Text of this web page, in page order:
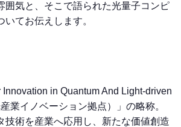
囲気と、そこで語られた光量子コンピ
いてお伝えします。
Innovation in Quantum And Light-driven
業イノベーション拠点）」の略称。
技術を産業へ応用し、新たな価値創造